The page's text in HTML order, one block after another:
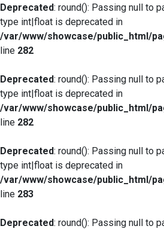
Deprecated: round(): Passing null to
type int|float is deprecated in
/var/www/showcase/public_html/
line 282
Deprecated: round(): Passing null to
type int|float is deprecated in
/var/www/showcase/public_html/
line 282
Deprecated: round(): Passing null to
type int|float is deprecated in
/var/www/showcase/public_html/
line 283
Deprecated: round(): Passing null to